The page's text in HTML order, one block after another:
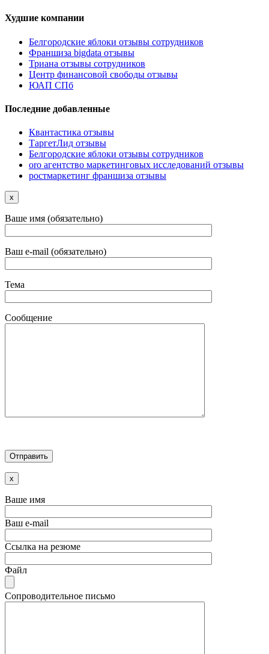
Худшие компании
Белгородские яблоки отзывы сотрудников
Франшиза bigdata отзывы
Триана отзывы сотрудников
Центр финансовой свободы отзывы
ЮАП СПб
Последние добавленные
Квантастика отзывы
ТаргетЛид отзывы
Белгородские яблоки отзывы сотрудников
oro агентство маркетинговых исследований отзывы
ростмаркетинг франшиза отзывы
x
Ваше имя (обязательно)
Ваш e-mail (обязательно)
Тема
Сообщение
x
Ваше имя
Ваш e-mail
Ссылка на резюме
Файл
Сопроводительное письмо